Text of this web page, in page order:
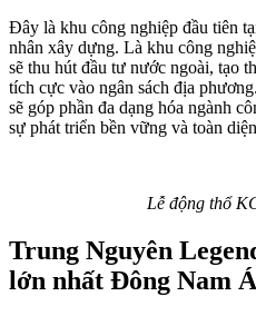
Đây là khu công nghiệp đầu tiên
nhân xây dựng. Là khu công
sẽ thu hút đầu tư nước ngoài, tạo
tích cực vào ngân sách địa
sẽ góp phần đa dạng hóa ngành
sự phát triển bền vững và toàn
Lễ động thổ
Trung Nguyên
lớn nhất Đông Nam Á